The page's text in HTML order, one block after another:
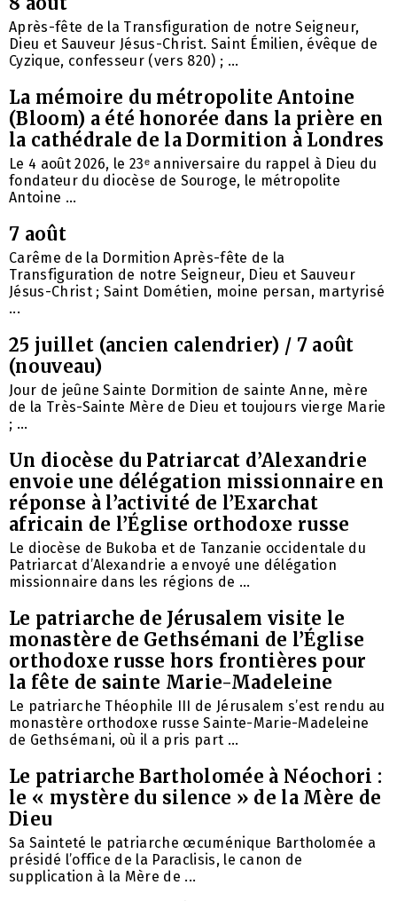
Après-fête de la Transfiguration de notre Seigneur,
Dieu et Sauveur Jésus-Christ. Saint Émilien, évêque de
Cyzique, confesseur (vers 820) ; ...
La mémoire du métropolite Antoine
(Bloom) a été honorée dans la prière en
la cathédrale de la Dormition à Londres
Le 4 août 2026, le 23ᵉ anniversaire du rappel à Dieu du
fondateur du diocèse de Souroge, le métropolite
Antoine ...
7 août
Carême de la Dormition Après-fête de la
Transfiguration de notre Seigneur, Dieu et Sauveur
Jésus-Christ ; Saint Dométien, moine persan, martyrisé
...
25 juillet (ancien calendrier) / 7 août
(nouveau)
Jour de jeûne Sainte Dormition de sainte Anne, mère
de la Très-Sainte Mère de Dieu et toujours vierge Marie
; ...
Un diocèse du Patriarcat d’Alexandrie
envoie une délégation missionnaire en
réponse à l’activité de l’Exarchat
africain de l’Église orthodoxe russe
Le diocèse de Bukoba et de Tanzanie occidentale du
Patriarcat d’Alexandrie a envoyé une délégation
missionnaire dans les régions de ...
Le patriarche de Jérusalem visite le
monastère de Gethsémani de l’Église
orthodoxe russe hors frontières pour
la fête de sainte Marie-Madeleine
Le patriarche Théophile III de Jérusalem s’est rendu au
monastère orthodoxe russe Sainte-Marie-Madeleine
de Gethsémani, où il a pris part ...
Le patriarche Bartholomée à Néochori :
le « mystère du silence » de la Mère de
Dieu
Sa Sainteté le patriarche œcuménique Bartholomée a
présidé l’office de la Paraclisis, le canon de
supplication à la Mère de ...